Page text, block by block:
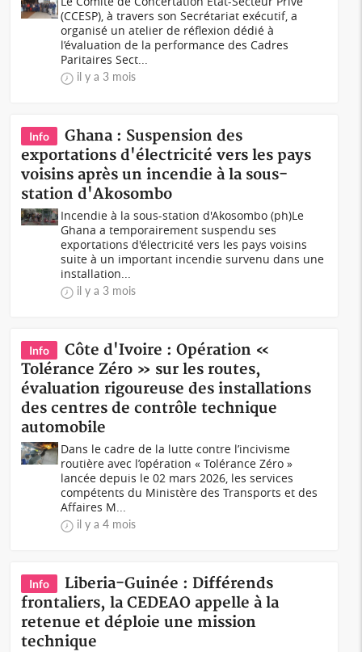
(CCESP), à travers son Secrétariat exécutif, a
organisé un atelier de réflexion dédié à
l’évaluation de la performance des Cadres
Paritaires Sect...
il y a 3 mois
Info
Ghana : Suspension des
exportations d'électricité vers les pays
voisins après un incendie à la sous-
station d'Akosombo
Incendie à la sous-station d'Akosombo (ph)Le
Ghana a temporairement suspendu ses
exportations d'électricité vers les pays voisins
suite à un important incendie survenu dans une
installation...
il y a 3 mois
Info
Côte d'Ivoire : Opération «
Tolérance Zéro » sur les routes,
évaluation rigoureuse des installations
des centres de contrôle technique
automobile
Dans le cadre de la lutte contre l’incivisme
routière avec l’opération « Tolérance Zéro »
lancée depuis le 02 mars 2026, les services
compétents du Ministère des Transports et des
Affaires M...
il y a 4 mois
Info
Liberia-Guinée : Différends
frontaliers, la CEDEAO appelle à la
retenue et déploie une mission
technique